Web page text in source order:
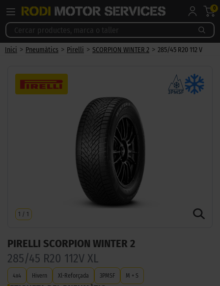
0
Inici > Pneumàtics > Pirelli > SCORPION WINTER 2 > 285/45 R20 112 V
1 / 1
PIRELLI SCORPION WINTER 2
285/45 R20 112V XL
4x4 Hivern Xl-Reforçada 3PMSF M + S